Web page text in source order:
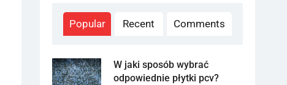
Popular Recent Comments
W jaki sposób wybrać
odpowiednie płytki pcv?